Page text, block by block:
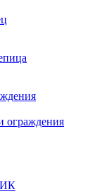
ограждения